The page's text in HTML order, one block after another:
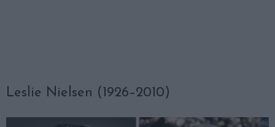
Leslie Nielsen (1926–2010)